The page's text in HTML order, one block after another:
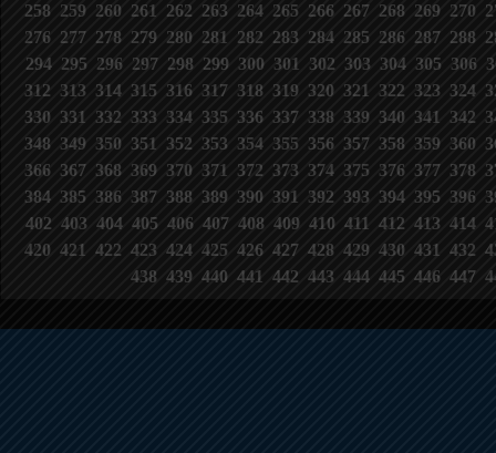
258 259 260 261 262 263 264 265 266 267 268 269 270
276 277 278 279 280 281 282 283 284 285 286 287 288
294 295 296 297 298 299 300 301 302 303 304 305 306
312 313 314 315 316 317 318 319 320 321 322 323 324
330 331 332 333 334 335 336 337 338 339 340 341 342
348 349 350 351 352 353 354 355 356 357 358 359 360
366 367 368 369 370 371 372 373 374 375 376 377 378
384 385 386 387 388 389 390 391 392 393 394 395 396
402 403 404 405 406 407 408 409 410 411 412 413 414
420 421 422 423 424 425 426 427 428 429 430 431 432
438 439 440 441 442 443 444 445 446 447